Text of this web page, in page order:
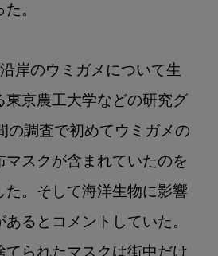
。
岸のウミガメについて生
東京農工大学などの研究グ
の調査で初めてウミガメの
マスクが含まれていたのを
た。そして海洋生物に影響
るとコメントしていた。